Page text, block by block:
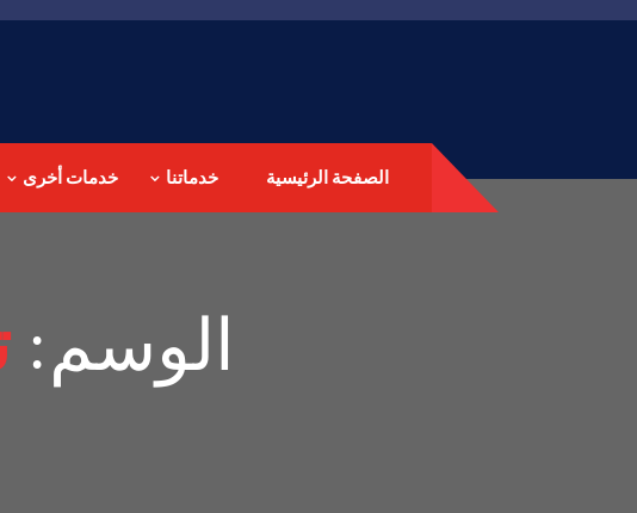
الصفحة الرئيسية خدماتنا خدمات أخرى
الوسم: